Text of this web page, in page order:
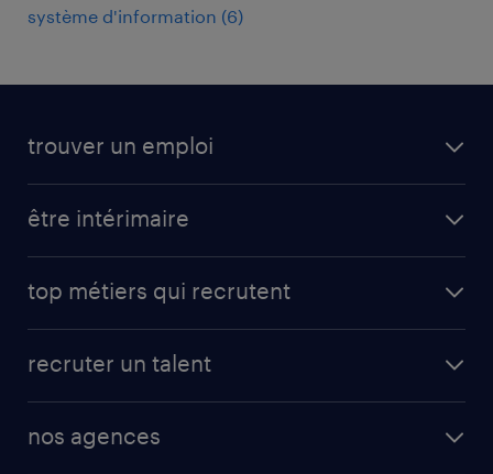
système d'information (6)
trouver un emploi
créer un compte candidat
être intérimaire
app talent / portail web
top métiers qui recrutent
recruter un talent
solutions opérationnelles
nos agences